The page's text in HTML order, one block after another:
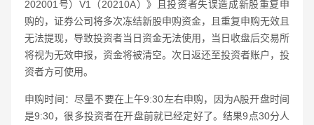
202001号）V1（20210A）》且投资者失误造成新股重复申
购的，证券公司将多次冻结新股申购资金，且重复申购无效且
无法提现，导致投资者当日资金无法使用，当日收盘后交易所
将视为无效申报，资金将被清空。次日返还至投资者账户，投
资者方可使用。
申购时间：尽量不要在上午9:30左右申购，因为A股开盘时间
是9:30，很多投资者在开盘前就已经定好了。结果9点30分人